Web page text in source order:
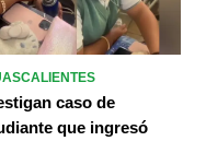
caso de
que ingresó